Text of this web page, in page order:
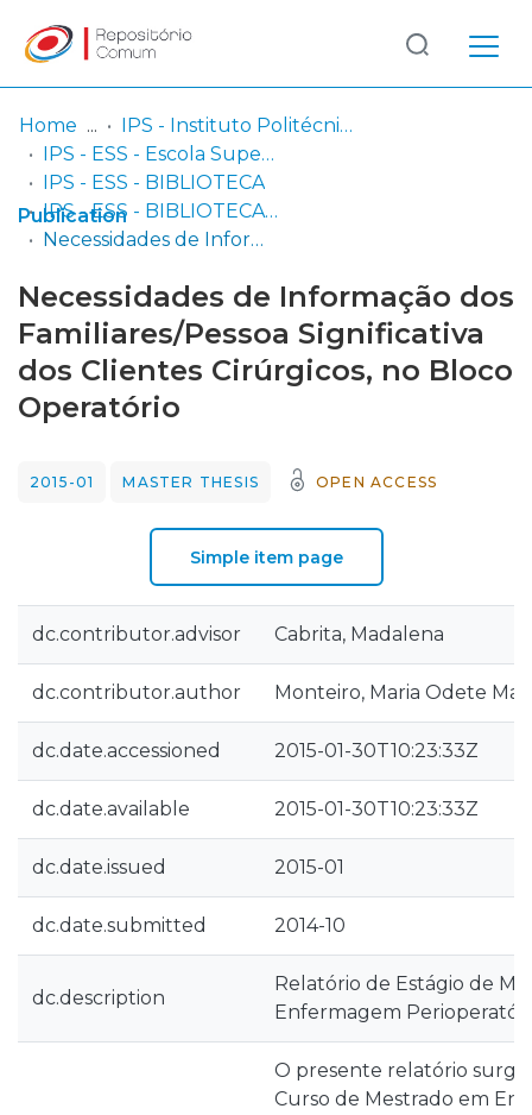
Communities
& Collections
Browse repository
Statistics
Log
In
(current)
Home
IPS - Instituto Politécnico de Setúbal
IPS - ESS - Escola Superior de Saúde
IPS - ESS - BIBLIOTECA
IPS - ESS - BIBLIOTECA - Dissertações de mestrado
Necessidades de Informação dos Familiares/Pessoa Significativa dos Clientes Cirúrgicos, no Bloco Operatório
Publication
Necessidades de Informação dos
Familiares/Pessoa Significativa
dos Clientes Cirúrgicos, no Bloco
Operatório
2015-01 MASTER THESIS OPEN ACCESS
Simple item page
dc.contributor.advisor Cabrita, Madalena
dc.contributor.author Monteiro, Maria Odete
dc.date.accessioned 2015-01-30T10:23:33Z
dc.date.available 2015-01-30T10:23:33Z
dc.date.issued 2015-01
dc.date.submitted 2014-10
dc.description
Relatório de Estágio de
Enfermagem
O presente relatório surge
Curso de Mestrado em